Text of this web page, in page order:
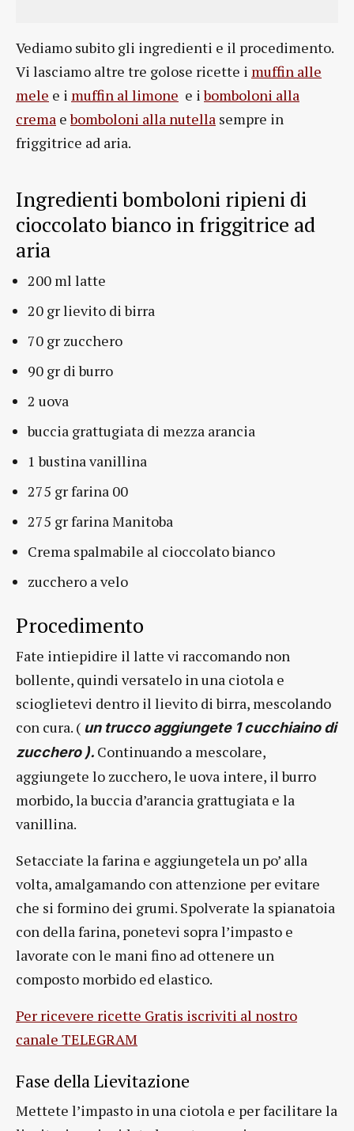
Vediamo subito gli ingredienti e il procedimento.
Vi lasciamo altre tre golose ricette i muffin alle
mele e i muffin al limone e ibomboloni alla
crema ebomboloni alla nutella sempre in
friggitrice ad aria.
Ingredienti bomboloni ripieni di
cioccolato bianco in friggitrice ad
aria
200 ml latte
20 gr lievito di birra
70 gr zucchero
90 gr di burro
2 uova
buccia grattugiata di mezza arancia
1 bustina vanillina
275 gr farina 00
275 gr farina Manitoba
Crema spalmabile al cioccolato bianco
zucchero a velo
Procedimento
Fate intiepidire il latte vi raccomando non
bollente, quindi versatelo in una ciotola e
scioglietevi dentro il lievito di birra, mescolando
con cura. ( un trucco aggiungete 1 cucchiaino di
zucchero ). Continuando a mescolare,
aggiungete lo zucchero, le uova intere, il burro
morbido, la buccia d’arancia grattugiata e la
vanillina.
Setacciate la farina e aggiungetela un po’ alla
volta, amalgamando con attenzione per evitare
che si formino dei grumi. Spolverate la spianatoia
con della farina, ponetevi sopra l’impasto e
lavorate con le mani fino ad ottenere un
composto morbido ed elastico.
Per ricevere ricette Gratis iscriviti al nostro
canale TELEGRAM
Fase della Lievitazione
Mettete l’impasto in una ciotola e per facilitare la